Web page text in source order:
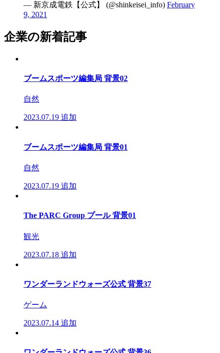
— 新京成電鉄【公式】 (@shinkeisei_info) February
9, 2021
企業の新着記事
ブームスポーツ編集局 背景02
自然
2023.07.19 追加
ブームスポーツ編集局 背景01
自然
2023.07.19 追加
The PARC Group プール 背景01
観光
2023.07.18 追加
ワンダーランドウォーズ公式 背景37
ゲーム
2023.07.14 追加